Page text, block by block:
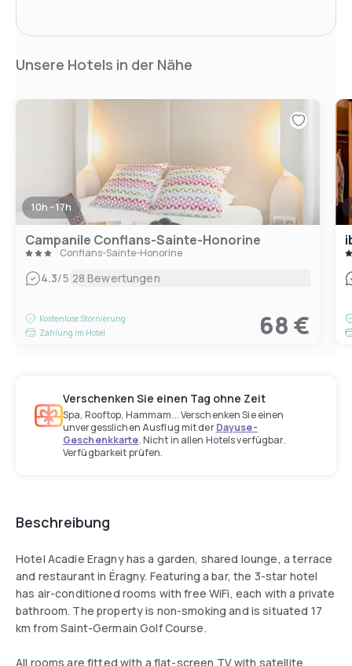
Unsere Hotels in der Nähe
10h - 17h
Campanile Conflans-Sainte-Honorine
Conflans-Sainte-Honorine
4.3/5|28 Bewertungen
Kostenlose Stornierung
Zahlung im Hotel
68 €
Verschenken Sie einen Tag ohne Zeit
Spa, Rooftop, Hammam... Verschenken Sie einen
unvergesslichen Ausflug mit derDayuse-
Geschenkkarte. Nicht in allen Hotels verfügbar.
Verfügbarkeit prüfen.
Beschreibung
Hotel Acadie Eragny has a garden, shared lounge, a terrace
and restaurant in Éragny. Featuring a bar, the 3-star hotel
has air-conditioned rooms with free WiFi, each with a private
bathroom. The property is non-smoking and is situated 17
km from Saint-Germain Golf Course.
All rooms are fitted with a flat-screen TV with satellite